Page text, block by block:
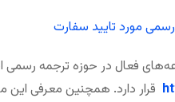
رسمی مورد تایید سفارت
فعال در حوزه ترجمه
قرار دارد. همچنین معرفی این